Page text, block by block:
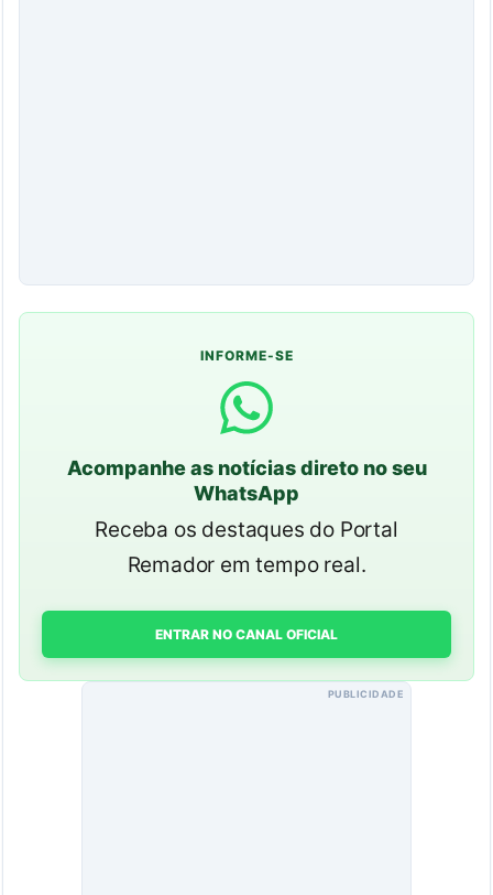
INFORME-SE
Acompanhe as notícias direto no seu
WhatsApp
Receba os destaques do Portal
Remador em tempo real.
ENTRAR NO CANAL OFICIAL
PUBLICIDADE